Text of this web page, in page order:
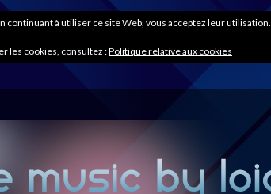
continuant à utiliser ce site Web, vous acceptez leur utilisation.
les cookies, consultez :Politique relative aux cookies